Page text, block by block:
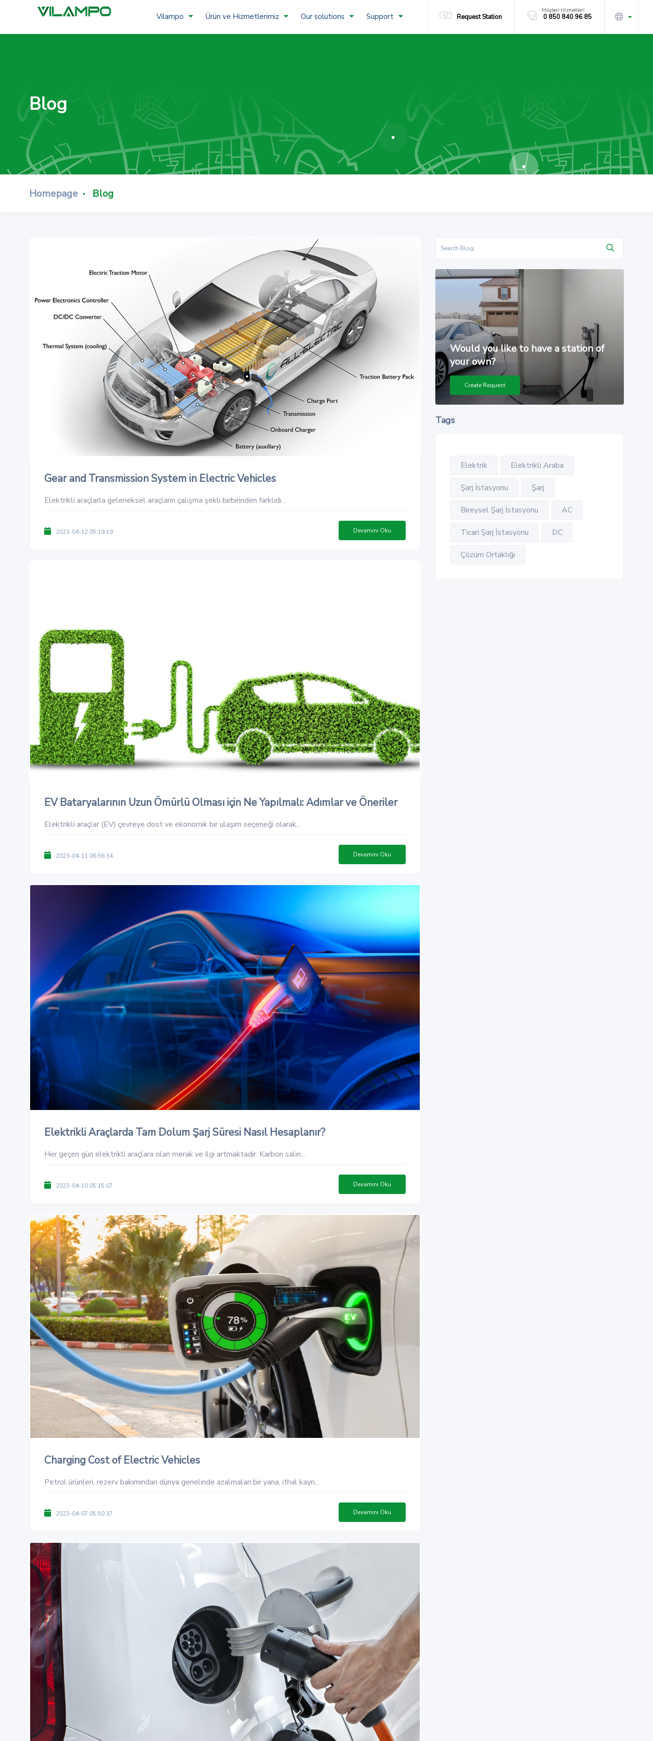
Müşteri Hizmetleri
0 850 840 96 85
Request Station
Vilampo Ürün ve Hizmetlerimiz Our solutions Support
Blog
Homepage Blog
Gear and Transmission System in Electric Vehicles
Elektrikli araçlarla geleneksel araçların çalışma şekli birbirinden farklıdı...
2023-04-12 05:19:19 Devamını Oku
EV Bataryalarının Uzun Ömürlü Olması için Ne Yapılmalı: Adımlar ve Öneriler
Elektrikli araçlar (EV) çevreye dost ve ekonomik bir ulaşım seçeneği olarak...
2023-04-11 06:56:34 Devamını Oku
Elektrikli Araçlarda Tam Dolum Şarj Süresi Nasıl Hesaplanır?
Her geçen gün elektrikli araçlara olan merak ve ilgi artmaktadır. Karbon salın...
2023-04-10 05:15:07 Devamını Oku
Charging Cost of Electric Vehicles
Petrol ürünleri, rezerv bakımından dünya genelinde azalmaları bir yana, ithal kayn...
2023-04-07 05:50:37 Devamını Oku
Would you like to have a station of
your own?
Create Request
Tags
Elektrik Elektrikli Araba
Şarj İstasyonu Şarj
Bireysel Şarj İstasyonu AC
Ticari Şarj İstasyonu DC
Çözüm Ortaklığı